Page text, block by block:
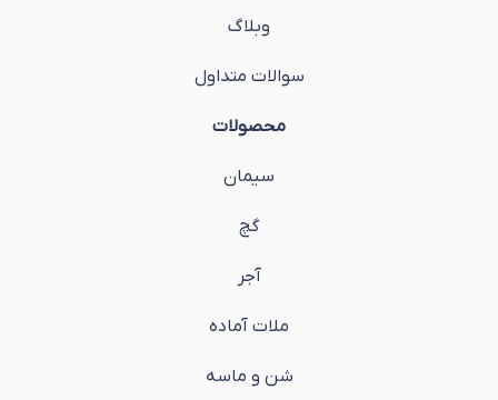
وبلاگ
سوالات متداول
محصولات
سیمان
گچ
آجر
ملات آماده
شن و ماسه